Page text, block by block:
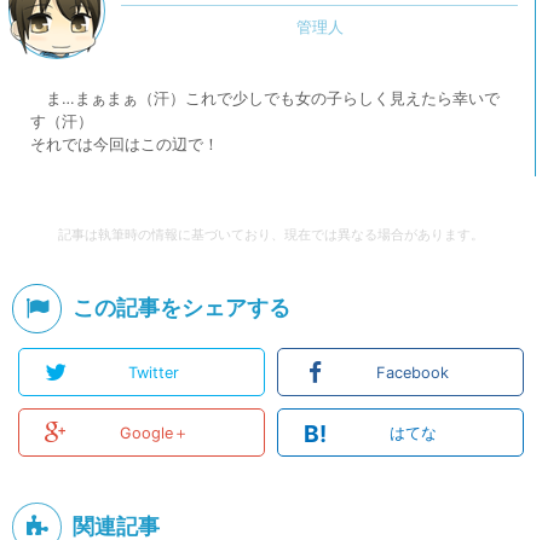
ま…まぁまぁ（汗）これで少しでも女の子らしく見えたら幸いで
す（汗）
それでは今回はこの辺で！
記事は執筆時の情報に基づいており、現在では異なる場合があります。
この記事をシェアする
Twitter Facebook
Google＋ B! はてな
関連記事